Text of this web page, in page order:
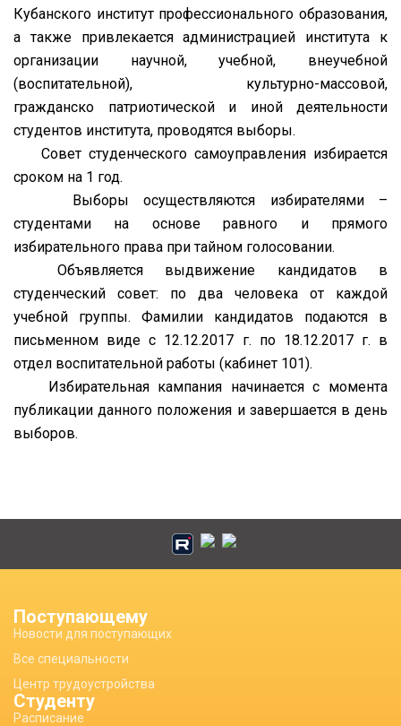
Кубанского институт профессионального образования,
а также привлекается администрацией института к
организации научной, учебной, внеучебной
(воспитательной), культурно-массовой,
гражданско патриотической и иной деятельности
студентов института, проводятся выборы.
Совет студенческого самоуправления избирается
сроком на 1 год.
Выборы осуществляются избирателями –
студентами на основе равного и прямого
избирательного права при тайном голосовании.
Объявляется выдвижение кандидатов в
студенческий совет: по два человека от каждой
учебной группы. Фамилии кандидатов подаются в
письменном виде с 12.12.2017 г. по 18.12.2017 г. в
отдел воспитательной работы (кабинет 101).
Избирательная кампания начинается с момента
публикации данного положения и завершается в день
выборов.
Поступающему
Новости для поступающих
Все специальности
Центр трудоустройства
Студенту
Расписание